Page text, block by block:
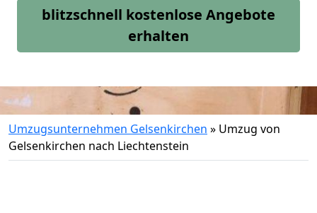
blitzschnell kostenlose Angebote
erhalten
Umzugsunternehmen Gelsenkirchen » Umzug von
Gelsenkirchen nach Liechtenstein